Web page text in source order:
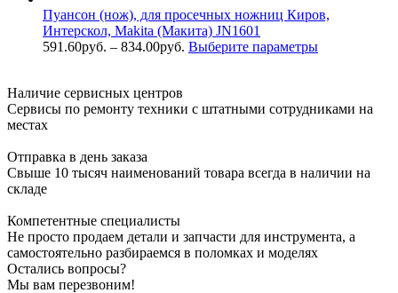
Пуансон (нож), для просечных ножниц Киров,
Интерскол, Makita (Макита) JN1601
591.60руб. – 834.00руб. Выберите параметры
Наличие сервисных центров
Сервисы по ремонту техники с штатными сотрудниками на
местах
Отправка в день заказа
Свыше 10 тысяч наименований товара всегда в наличии на
складе
Компетентные специалисты
Не просто продаем детали и запчасти для инструмента, а
самостоятельно разбираемся в поломках и моделях
Остались вопросы?
Мы вам перезвоним!